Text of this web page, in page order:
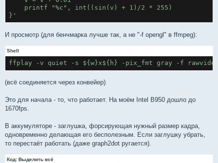
  [sink] scale@sink = flags=neighbor, format = gray
    printf "%c", int((sin(v) + 1)/2 * 255)
}'
И просмотр (для бенчмарка лучше так, а не "-f opengl" в ffmpeg):
Shell
(всё соединяется через конвейер)
Это для начала - то, что работает. На моём Intel B950 дошло до
1670fps.
В аккумуляторе - заглушка, форсирующая нужный размер кадра,
одновременно делающая его бесполезным. Если заглушку убрать,
то перестаёт работать (даже graph2dot ругается).
Код: Выделить всё